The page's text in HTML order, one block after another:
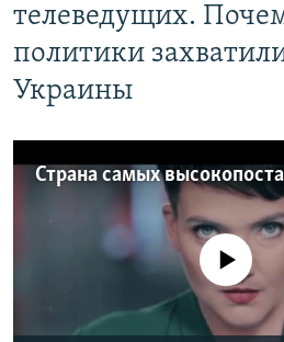
телеведущих.
политики
Украины
No media source